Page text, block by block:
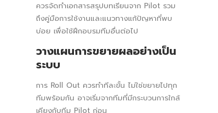
ควรจัดทำเอกสารสรุปบทเรียนจาก Pilot รวม
ถึงคู่มือการใช้งานและแนวทางแก้ปัญหาที่พบ
บ่อย เพื่อใช้ฝึกอบรมทีมอื่นต่อไป
วางแผนการขยายผลอย่างเป็น
ระบบ
การ Roll Out ควรทำทีละขั้น ไม่ใช่ขยายไปทุก
ทีมพร้อมกัน อาจเริ่มจากทีมที่มีกระบวนการใกล้
เคียงกับทีม Pilot ก่อน